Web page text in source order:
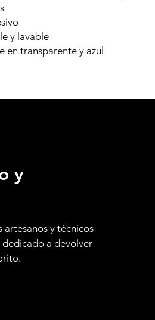
y lavable
en transparente y azul
y
y técnicos
a devolver